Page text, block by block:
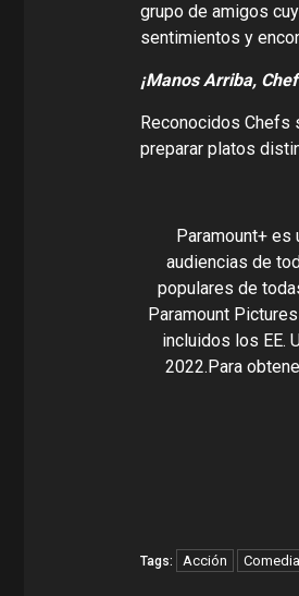
grupo de amigos
sentimientos y
¡Manos Arriba,
Reconocidos Chefs
preparar platos
Paramount+
audiencias de
populares de
Paramount
incluidos los EE.
2022.Para
Tags: Acción Comedia